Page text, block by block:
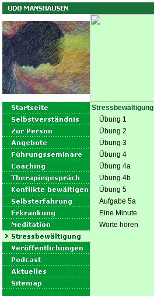
Stressbewältigung
Übung 1
Übung 2
Übung 3
Übung 4
Übung 4a
Übung 4b
Übung 5
Aufgabe 5a
Eine Minute
Worte hören